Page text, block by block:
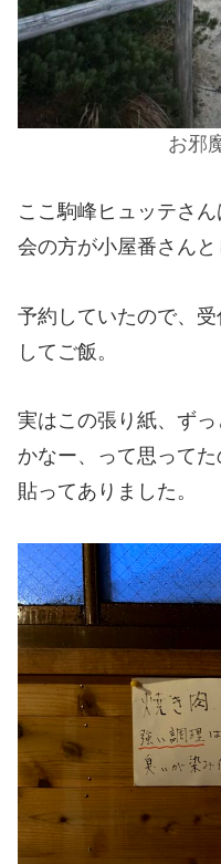
お邪
ここ駒峰ヒュッテさ
会の方が小屋番さんと
予約していたので、
してご飯。
実はこの張り紙、ず
かなー、って思ってた
貼ってありました。